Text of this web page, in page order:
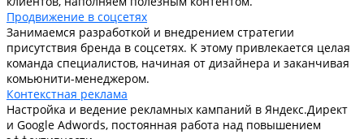
Продвижение в соцсетях
Занимаемся разработкой и внедрением стратегии
присутствия бренда в соцсетях. К этому привлекается целая
команда специалистов, начиная от дизайнера и заканчивая
комьюнити-менеджером.
Контекстная реклама
Настройка и ведение рекламных кампаний в Яндекс.Директ
и Google Adwords, постоянная работа над повышением